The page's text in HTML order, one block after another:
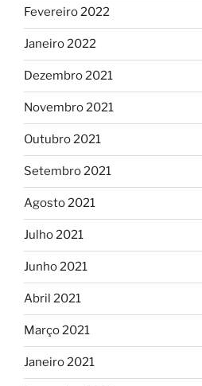
Fevereiro 2022
Janeiro 2022
Dezembro 2021
Novembro 2021
Outubro 2021
Setembro 2021
Agosto 2021
Julho 2021
Junho 2021
Abril 2021
Março 2021
Janeiro 2021